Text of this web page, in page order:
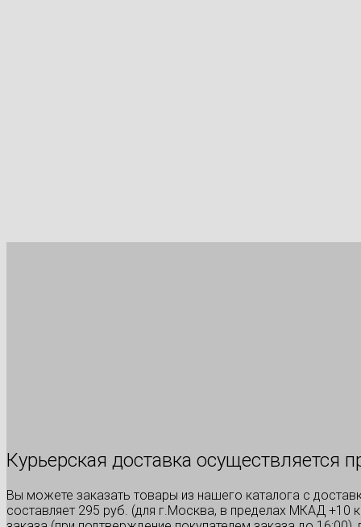
Курьерская доставка
Вы можете заказать товары из нашего каталога с
составляет 295 руб. (для г.Москва, в пределах МКАД +10